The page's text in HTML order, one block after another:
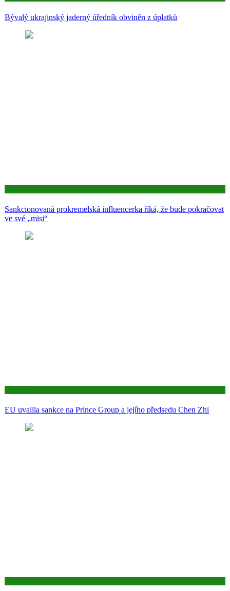
Bývalý ukrajinský jaderný úředník obviněn z úplatků
Sankcionovaná prokremelská influencerka říká, že bude pokračovat
ve své „misi“
EU uvalila sankce na Prince Group a jejího předsedu Chen Zhi